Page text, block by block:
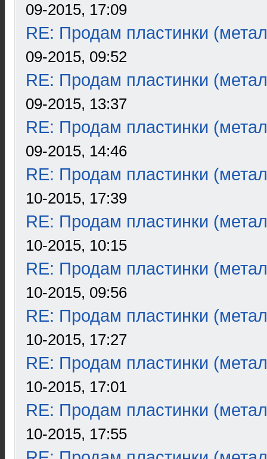
09-2015, 17:09
RE: Продам пластинки
09-2015, 09:52
RE: Продам пластинки
09-2015, 13:37
RE: Продам пластинки
09-2015, 14:46
RE: Продам пластинки
10-2015, 17:39
RE: Продам пластинки
10-2015, 10:15
RE: Продам пластинки
10-2015, 09:56
RE: Продам пластинки
10-2015, 17:27
RE: Продам пластинки
10-2015, 17:01
RE: Продам пластинки
10-2015, 17:55